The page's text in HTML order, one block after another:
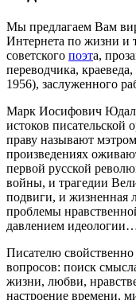
Мы предлагаем Вам
Интернета по жизни и
советского поэта,
переводчика,
1956), заслуженного
Марк Иосифович
истоков писательской
праву называют
произведениях
первой русской
войны, и трагедии
подвиги, и жизненная
проблемы
давлением
Писателю
вопросов: поиск
жизни, любви,
настроение времени,